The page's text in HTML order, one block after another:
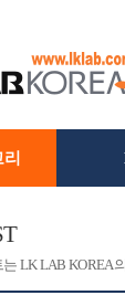
LK LAB KOREA